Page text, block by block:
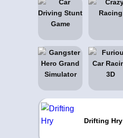
Drifting Hry